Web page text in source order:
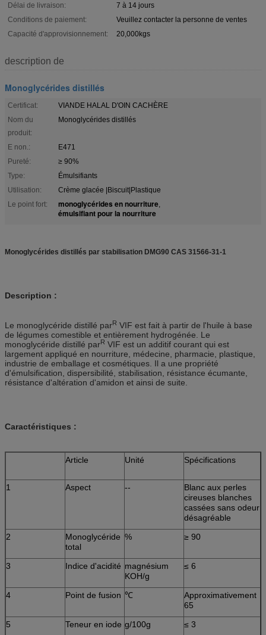
Délai de livraison:
7 à 14 jours
Conditions de paiement:
Veuillez contacter la personne de ventes
Capacité d'approvisionnement:
20,000kgs
description de
Monoglycérides distillés
Certificat:
VIANDE HALAL D'OIN CACHÈRE
Nom du
produit:
Monoglycérides distillés
E non.:
E471
Pureté:
≥ 90%
Type:
Émulsifiants
Utilisation:
Crème glacée |Biscuit|Plastique
Le point fort:
monoglycérides en nourriture,
émulsifiant pour la nourriture
Monoglycérides distillés par stabilisation DMG90 CAS 31566-31-1
Description :
Le monoglycéride distillé parR VIF est fait à partir de l'huile à base
de légumes comestible et entièrement hydrogénée. Le
monoglycéride distillé parR VIF est un additif courant qui est
largement appliqué en nourriture, médecine, pharmacie, plastique,
industrie de emballage et cosmétiques. Il a une propriété
d'émulsification, dispersibilité, stabilisation, résistance écumante,
résistance d'altération d'amidon et ainsi de suite.
Caractéristiques :
Article Unité Spécifications
1 Aspect --
Blanc aux perles
cireuses blanches
cassées sans odeur
désagréable
2
Monoglycéride
total
% ≥ 90
3 Indice d'acidité magnésium
KOH/g
≤ 6
4 Point de fusion ℃
Approximativement
65
5
Teneur en iode g/100g ≤ 3